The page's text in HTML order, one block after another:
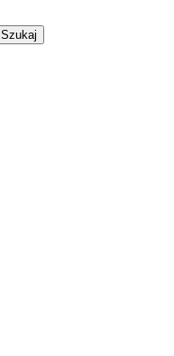
Szukaj